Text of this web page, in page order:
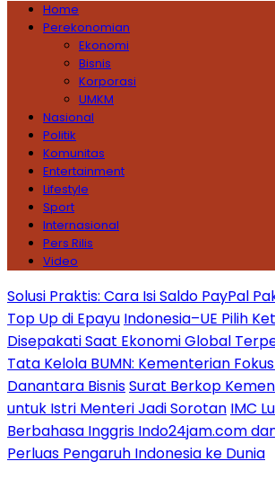
Home
Perekonomian
Ekonomi
Bisnis
Korporasi
UMKM
Nasional
Politik
Komunitas
Entertainment
Lifestyle
Sport
Internasional
Pers Rilis
Video
Solusi Praktis: Cara Isi Saldo PayPal
Top Up di Epayu Indonesia–UE Pilih
Disepakati Saat Ekonomi Global
Tata Kelola BUMN: Kementerian
Danantara BisnisSurat Berkop
untuk Istri Menteri Jadi Sorotan IMC
Berbahasa Inggris Indo24jam.com
Perluas Pengaruh Indonesia ke Dunia